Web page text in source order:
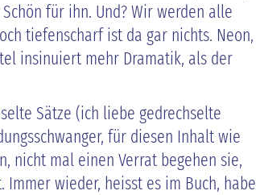
für ihn. Und? Wir werden alle
tiefenscharf ist da gar nichts. Neon,
insinuiert mehr Dramatik, als der
Sätze (ich liebe gedrechselte
für diesen Inhalt wie
nicht mal einen Verrat begehen sie,
wieder, heisst es im Buch, habe